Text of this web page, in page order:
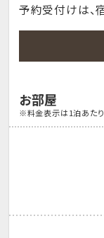
予約受付けは、
お部屋
※料金表示は1泊あたり